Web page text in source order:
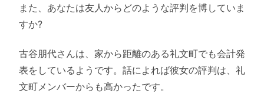
また、あなたは友人からどのような評判を博していま
すか?
古谷朋代さんは、家から距離のある礼文町でも会計発
表をしているようです。話によれば彼女の評判は、礼
文町メンバーからも高かったです。